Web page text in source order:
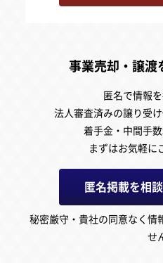
事業売却・譲渡
匿名で情報を
法人審査済みの譲り受
着手金・中間手数
まずはお気軽に
匿名掲載を相
秘密厳守・貴社の同意なく情
せ